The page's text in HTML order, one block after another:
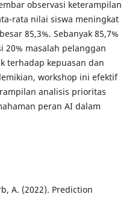
observasi keterampilan
rata nilai siswa meningkat
85,3%. Sebanyak 85,7%
20% masalah pelanggan
terhadap kepuasan dan
workshop ini efektif
analisis prioritas
peran AI dalam
A. (2022). Prediction